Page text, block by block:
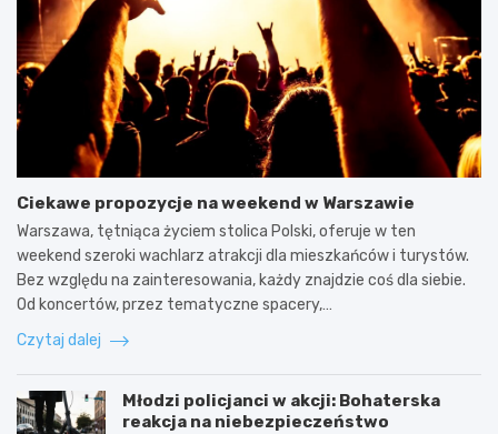
Ciekawe propozycje na weekend w Warszawie
Warszawa, tętniąca życiem stolica Polski, oferuje w ten
weekend szeroki wachlarz atrakcji dla mieszkańców i turystów.
Bez względu na zainteresowania, każdy znajdzie coś dla siebie.
Od koncertów, przez tematyczne spacery,…
Czytaj dalej
Młodzi policjanci w akcji: Bohaterska
reakcja na niebezpieczeństwo